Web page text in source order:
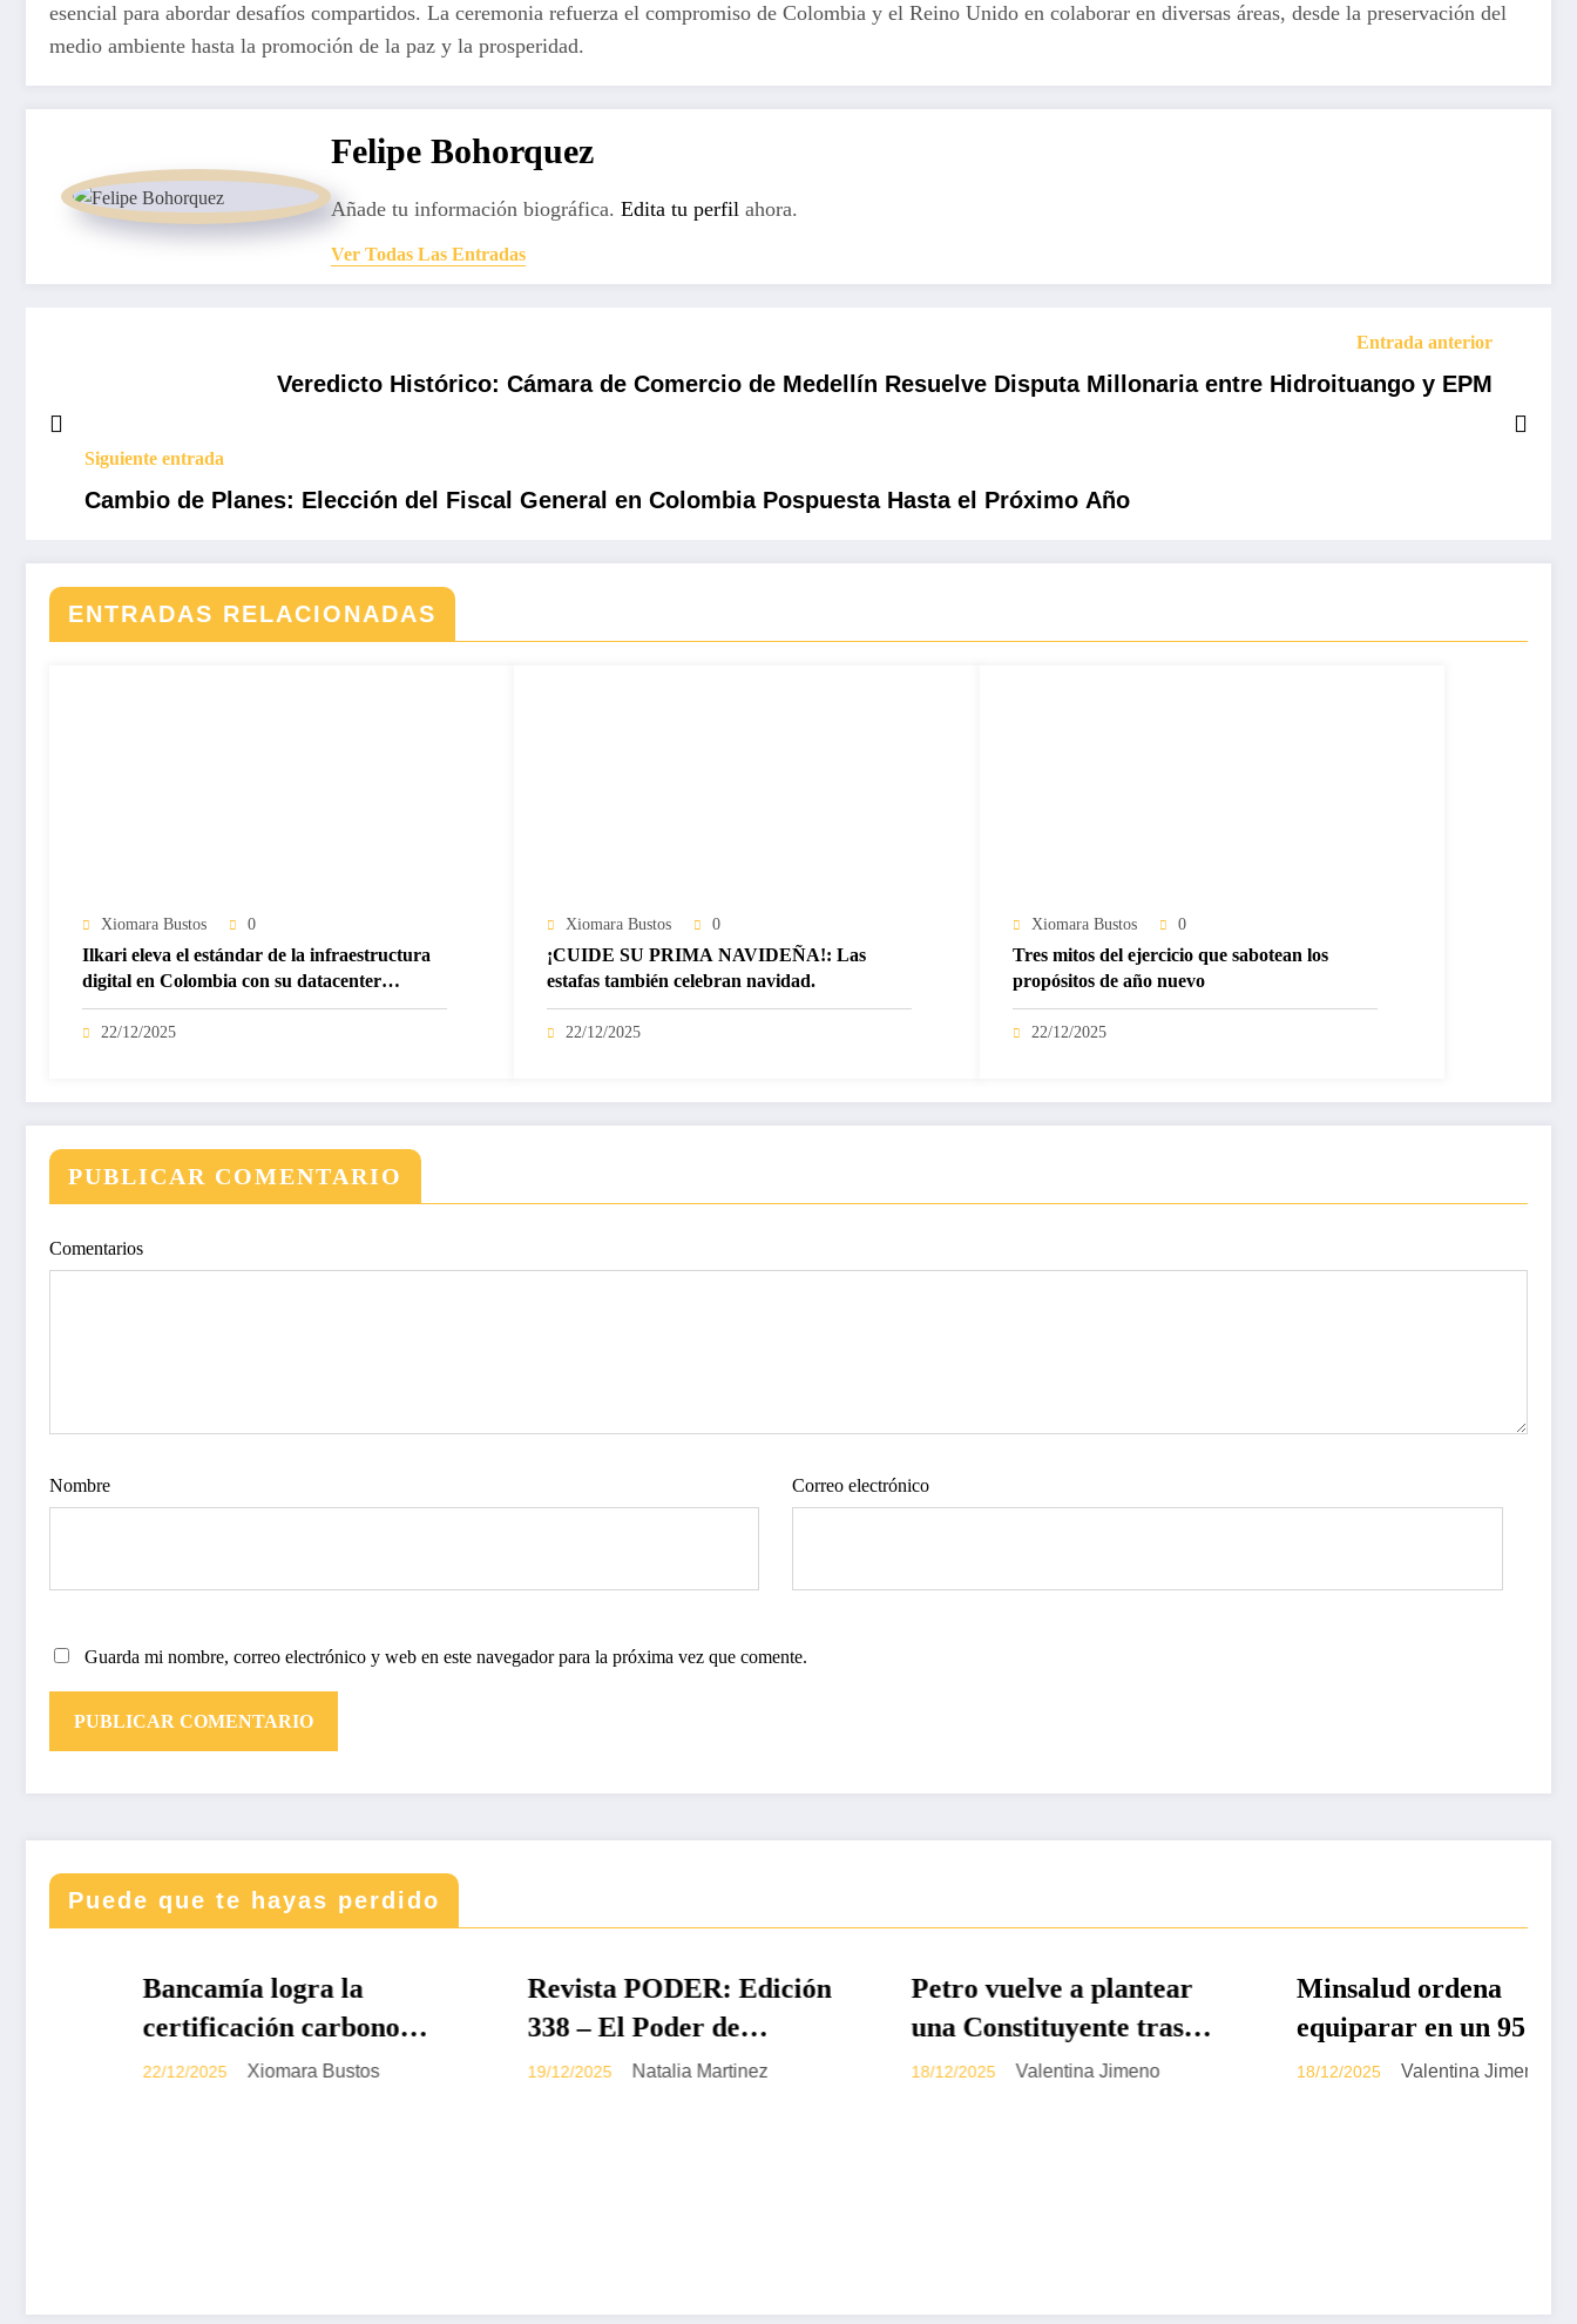
esencial para abordar desafíos compartidos. La ceremonia refuerza el compromiso de Colombia y el Reino Unido en colaborar en diversas áreas, desde la preservación del
medio ambiente hasta la promoción de la paz y la prosperidad.
Felipe Bohorquez
Añade tu información biográfica. Edita tu perfil ahora.
Ver Todas Las Entradas
Entrada anterior
Veredicto Histórico: Cámara de Comercio de Medellín Resuelve Disputa Millonaria entre Hidroituango y EPM
Siguiente entrada
Cambio de Planes: Elección del Fiscal General en Colombia Pospuesta Hasta el Próximo Año
ENTRADAS RELACIONADAS
Xiomara Bustos 0
Ilkari eleva el estándar de la infraestructura
digital en Colombia con su datacenter
certificado Nivel IV de ICREA
22/12/2025
Xiomara Bustos 0
¡CUIDE SU PRIMA NAVIDEÑA!: Las
estafas también celebran navidad.
22/12/2025
Xiomara Bustos 0
Tres mitos del ejercicio que sabotean los
propósitos de año nuevo
22/12/2025
PUBLICAR COMENTARIO
Comentarios
Nombre Correo electrónico
Guarda mi nombre, correo electrónico y web en este navegador para la próxima vez que comente.
Puede que te hayas perdido
DESTACADAS
Bancamía logra la
certificación carbono
neutralidad, bajo la
Xiomara Bustos
DESTACADAS IMPRESO
Revista PODER: Edición
338 – El Poder de
Colombia en Disputa
Natalia Martinez
DESTACADAS
Petro vuelve a plantear
una Constituyente tras
archivo de la reforma a
Valentina Jimeno
DESTACADAS
Minsalud ordena
equiparar en un 95% la
UPC del régimen
Valentina Jimeno